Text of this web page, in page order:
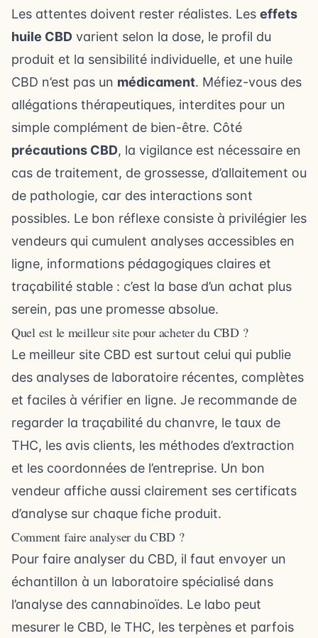
Les attentes doivent rester réalistes. Les effets
huile CBD varient selon la dose, le profil du
produit et la sensibilité individuelle, et une huile
CBD n’est pas un médicament. Méfiez-vous des
allégations thérapeutiques, interdites pour un
simple complément de bien-être. Côté
précautions CBD, la vigilance est nécessaire en
cas de traitement, de grossesse, d’allaitement ou
de pathologie, car des interactions sont
possibles. Le bon réflexe consiste à privilégier les
vendeurs qui cumulent analyses accessibles en
ligne, informations pédagogiques claires et
traçabilité stable : c’est la base d’un achat plus
serein, pas une promesse absolue.
Quel est le meilleur site pour acheter du CBD ?
Le meilleur site CBD est surtout celui qui publie
des analyses de laboratoire récentes, complètes
et faciles à vérifier en ligne. Je recommande de
regarder la traçabilité du chanvre, le taux de
THC, les avis clients, les méthodes d’extraction
et les coordonnées de l’entreprise. Un bon
vendeur affiche aussi clairement ses certificats
d’analyse sur chaque fiche produit.
Comment faire analyser du CBD ?
Pour faire analyser du CBD, il faut envoyer un
échantillon à un laboratoire spécialisé dans
l’analyse des cannabinoïdes. Le labo peut
mesurer le CBD, le THC, les terpènes et parfois